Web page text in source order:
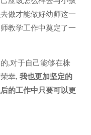
做才能做好幼师这一
教学工作中奠定了一
,对于自己能够在株
荣幸,我也更加坚定的
的工作中只要可以更